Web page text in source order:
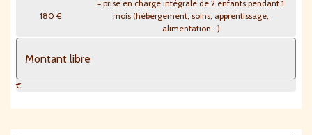
180 €
= prise en charge intégrale de 2 enfants pendant 1
mois (hébergement, soins, apprentissage,
alimentation...)
€